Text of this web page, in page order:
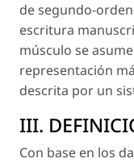
de segundo-
escritura
músculo se
representación
descrita por un
III.
Con base en los